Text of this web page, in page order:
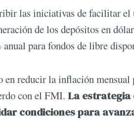
las iniciativas de facilitar
de los depósitos en
para fondos de libre
reducir la inflación
con el FMI. La
condiciones para